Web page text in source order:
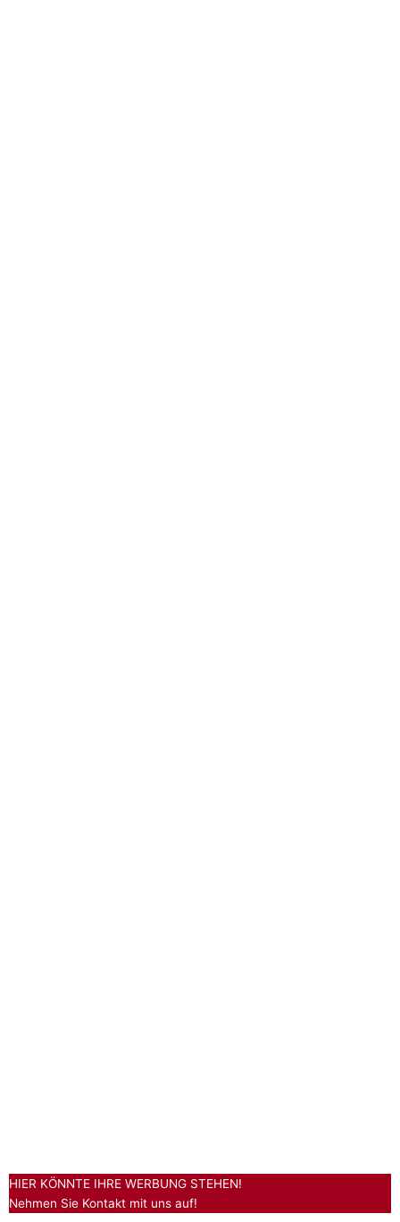
HIER KÖNNTE IHRE WERBUNG STEHEN!
Nehmen Sie Kontakt mit uns auf!